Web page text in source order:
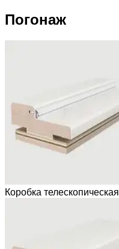
Погонаж
Коробка телескопическая